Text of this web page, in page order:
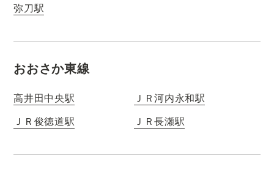
弥刀駅
おおさか東線
高井田中央駅
ＪＲ河内永和駅
ＪＲ俊徳道駅
ＪＲ長瀬駅